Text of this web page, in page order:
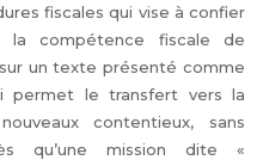
fiscales qui vise à confier
la compétence fiscale de
un texte présenté comme
permet le transfert vers la
contentieux, sans
qu’une mission dite «